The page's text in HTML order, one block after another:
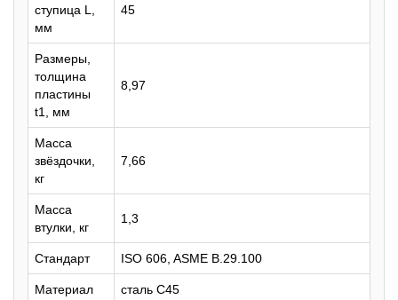
ступица L,
мм
45
Размеры,
толщина
пластины
t1, мм
8,97
Масса
звёздочки,
кг
7,66
Масса
втулки, кг
1,3
Стандарт ISO 606, ASME B.29.100
Материал сталь C45